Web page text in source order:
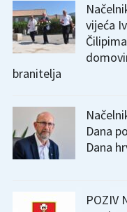
vijeća
branitelja
Dana
Dana
POZIV